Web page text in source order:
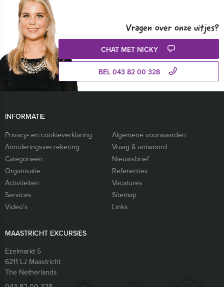
Vragen over onze uitjes?
CHAT MET NICKY
BEL 043 82 00 328
INFORMATIE
Privacy- en cookieverklaring
Algemene voorwaarden
Annuleringsverzekering
Vraag & antwoord
Categorieën
Nieuwsbrief
Organisatie
Referenties
Activiteiten
Vacatures
Services
Sitemap
Video’s
Links
MAASTRICHT EXCURSIES
Ezelmarkt 5
6211 LJ Maastricht
The Netherlands